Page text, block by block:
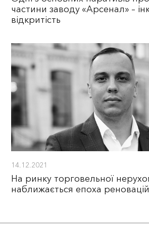
частини заводу «Арсенал» –
відкритість
14.12.2021
На ринку торговельної
наближається епоха реновацій